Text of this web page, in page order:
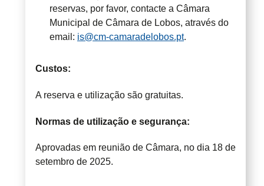
reservas, por favor, contacte a Câmara
Municipal de Câmara de Lobos, através do
email: is@cm-camaradelobos.pt.
Custos:
A reserva e utilização são gratuitas.
Normas de utilização e segurança:
Aprovadas em reunião de Câmara, no dia 18 de
setembro de 2025.